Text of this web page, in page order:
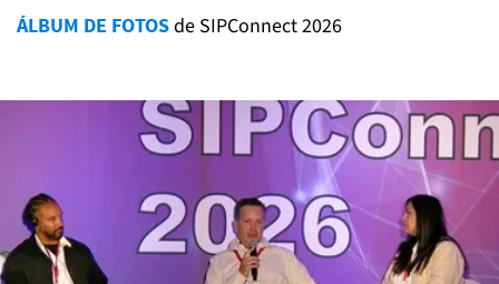
ÁLBUM DE FOTOSde SIPConnect 2026